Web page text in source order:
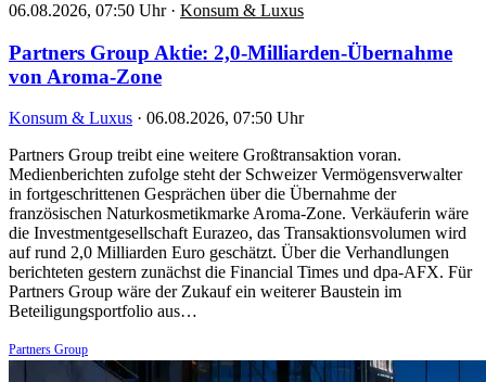
06.08.2026, 07:50 Uhr · Konsum & Luxus
Partners Group Aktie: 2,0-Milliarden-Übernahme
von Aroma-Zone
Konsum & Luxus · 06.08.2026, 07:50 Uhr
Partners Group treibt eine weitere Großtransaktion voran.
Medienberichten zufolge steht der Schweizer Vermögensverwalter
in fortgeschrittenen Gesprächen über die Übernahme der
französischen Naturkosmetikmarke Aroma-Zone. Verkäuferin wäre
die Investmentgesellschaft Eurazeo, das Transaktionsvolumen wird
auf rund 2,0 Milliarden Euro geschätzt. Über die Verhandlungen
berichteten gestern zunächst die Financial Times und dpa-AFX. Für
Partners Group wäre der Zukauf ein weiterer Baustein im
Beteiligungsportfolio aus…
Partners Group